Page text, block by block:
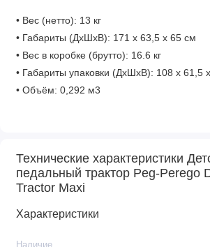
• Вес (нетто): 13 кг
• Габариты (ДхШхВ): 171 x 63,5 x 65 см
• Вес в коробке (брутто): 16.6 кг
• Габариты упаковки (ДхШхВ): 108 х 61,5
• Объём: 0,292 м3
Производитель оставляет за собой право
предварительного уведомления
изготовления изделия с целью улучшения
Технические характеристики
педальный трактор Peg-Perego
Tractor Maxi
Характеристики
Наличие